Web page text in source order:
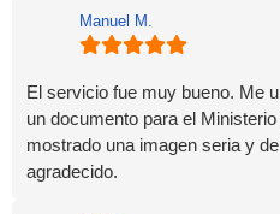
Manuel M.
El servicio fue muy bueno. Me
un documento para el
mostrado una imagen seria y
agradecido.